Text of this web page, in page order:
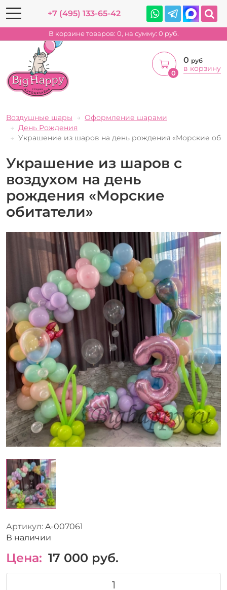
+7 (495) 133-65-42
В корзине товаров: 0, на сумму: 0 руб.
0
0 руб
в корзину
Воздушные шары
Оформление шарами
День Рождения
Украшение из шаров на день рождения «Морские
Украшение из шаров с
воздухом на день
рождения «Морские
обитатели»
Артикул: A-007061
В наличии
Цена: 17 000 руб.